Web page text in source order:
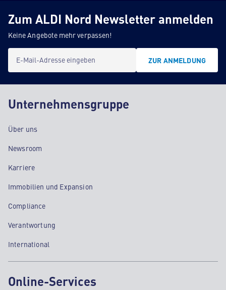
Zum ALDI Nord Newsletter anmelden
Keine Angebote mehr verpassen!
E-Mail-Adresse eingeben ZUR ANMELDUNG
Unternehmensgruppe
Über uns
Newsroom
Karriere
Immobilien und Expansion
Compliance
Verantwortung
International
Online-Services